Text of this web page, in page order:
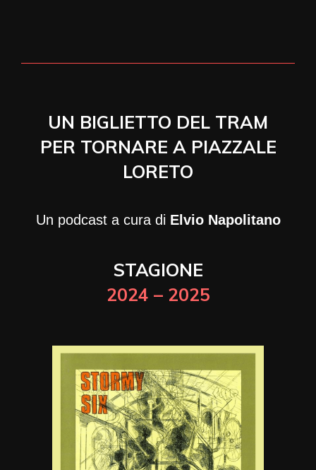
UN BIGLIETTO DEL TRAM
PER TORNARE A PIAZZALE
LORETO
Un podcast a cura di Elvio Napolitano
STAGIONE
2024 – 2025